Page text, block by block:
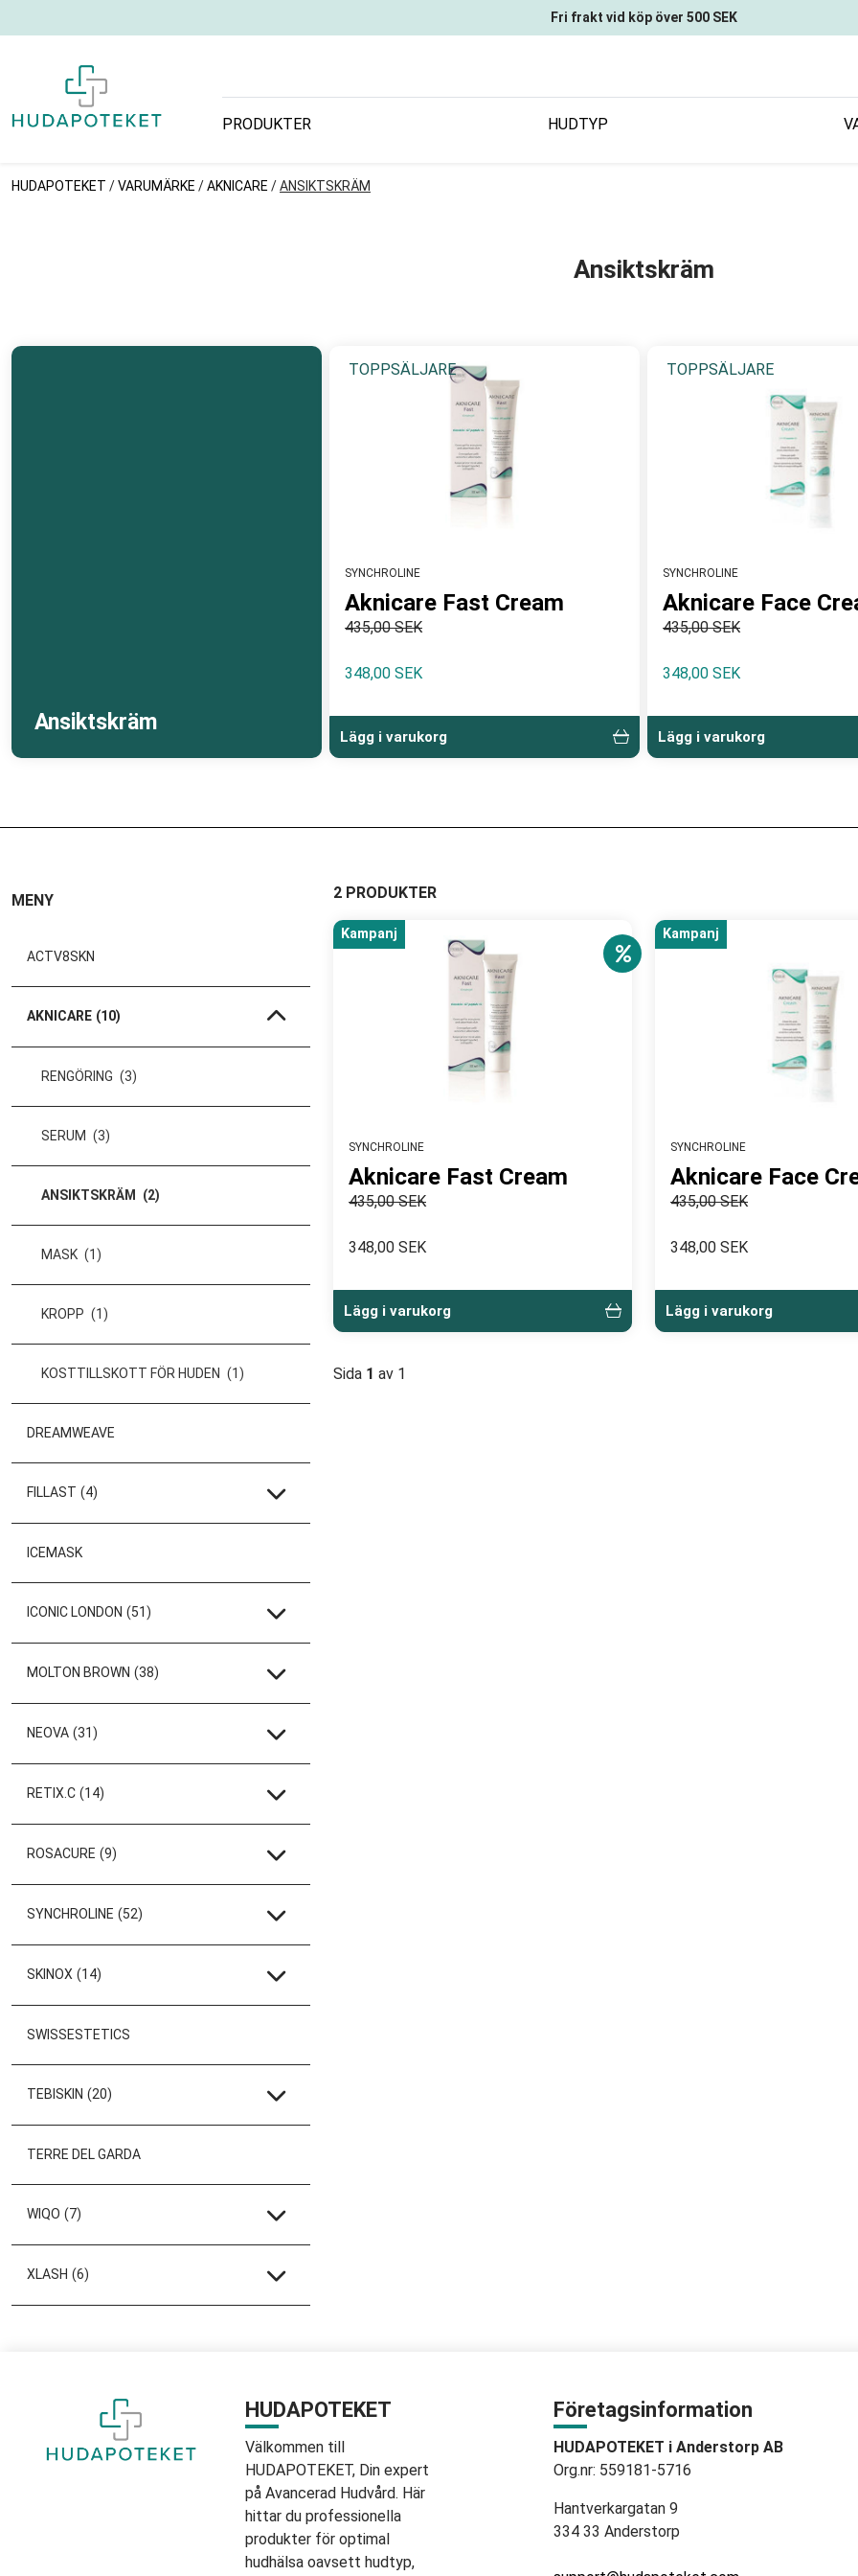
Fri frakt vid köp över 500 SEK
PRODUKTER HUDTYP
HUDAPOTEKET /VARUMÄRKE /AKNICARE /ANSIKTSKRÄM
Ansiktskräm
Ansiktskräm
TOPPSÄLJARE
SYNCHROLINE
Aknicare Fast Cream
435,00 SEK
348,00 SEK
Lägg i varukorg
TOPPSÄLJARE
SYNCHROLINE
Aknicare Face
435,00 SEK
348,00 SEK
Lägg i varukorg
MENY
ACTV8SKN
AKNICARE (10)
RENGÖRING (3)
SERUM (3)
ANSIKTSKRÄM (2)
MASK (1)
KROPP (1)
KOSTTILLSKOTT FÖR HUDEN (1)
DREAMWEAVE
FILLAST (4)
ICEMASK
ICONIC LONDON (51)
MOLTON BROWN (38)
NEOVA (31)
RETIX.C (14)
ROSACURE (9)
SYNCHROLINE (52)
SKINOX (14)
SWISSESTETICS
TEBISKIN (20)
TERRE DEL GARDA
WIQO (7)
XLASH (6)
2 PRODUKTER
Kampanj
SYNCHROLINE
Aknicare Fast Cream
435,00 SEK
348,00 SEK
Lägg i varukorg
Kampanj
SYNCHROLINE
Aknicare Face
435,00 SEK
348,00 SEK
Lägg i varukorg
Sida 1 av 1
HUDAPOTEKET
Välkommen till
HUDAPOTEKET, Din expert
på Avancerad Hudvård. Här
hittar du professionella
produkter för optimal
hudhälsa oavsett hudtyp,
Företagsinformation
HUDAPOTEKET i Anderstorp AB
Org.nr: 559181-5716
Hantverkargatan 9
334 33 Anderstorp